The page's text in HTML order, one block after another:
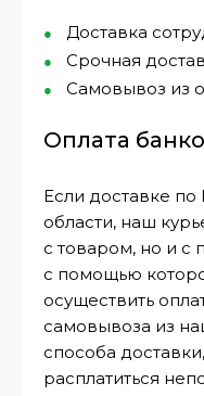
Доставка
Срочная
Самовывоз из
Оплата
Если доставке
области, наш
с товаром, но и
с помощью
осуществить
самовывоза из
способа
расплатиться